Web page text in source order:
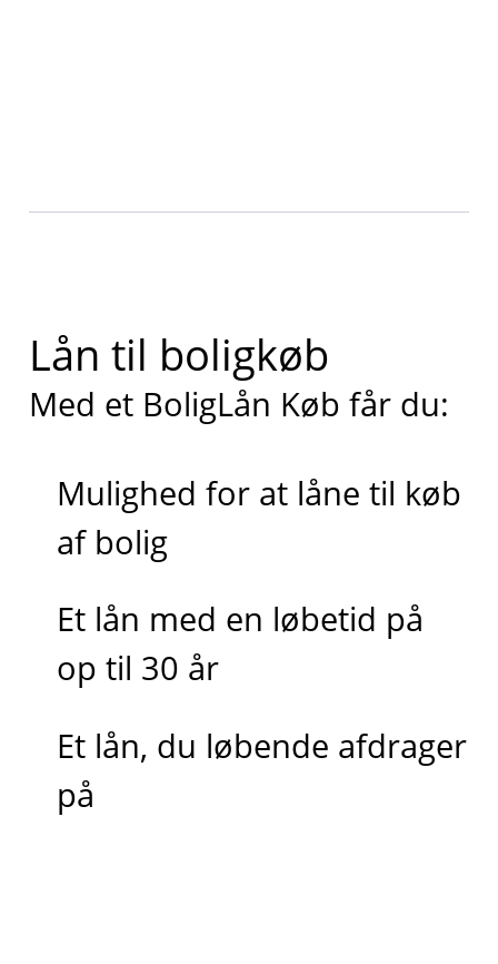
Lån til boligkøb
Med et BoligLån Køb får du:
Mulighed for at låne til køb
af bolig
Et lån med en løbetid på
op til 30 år
Et lån, du løbende afdrager
på